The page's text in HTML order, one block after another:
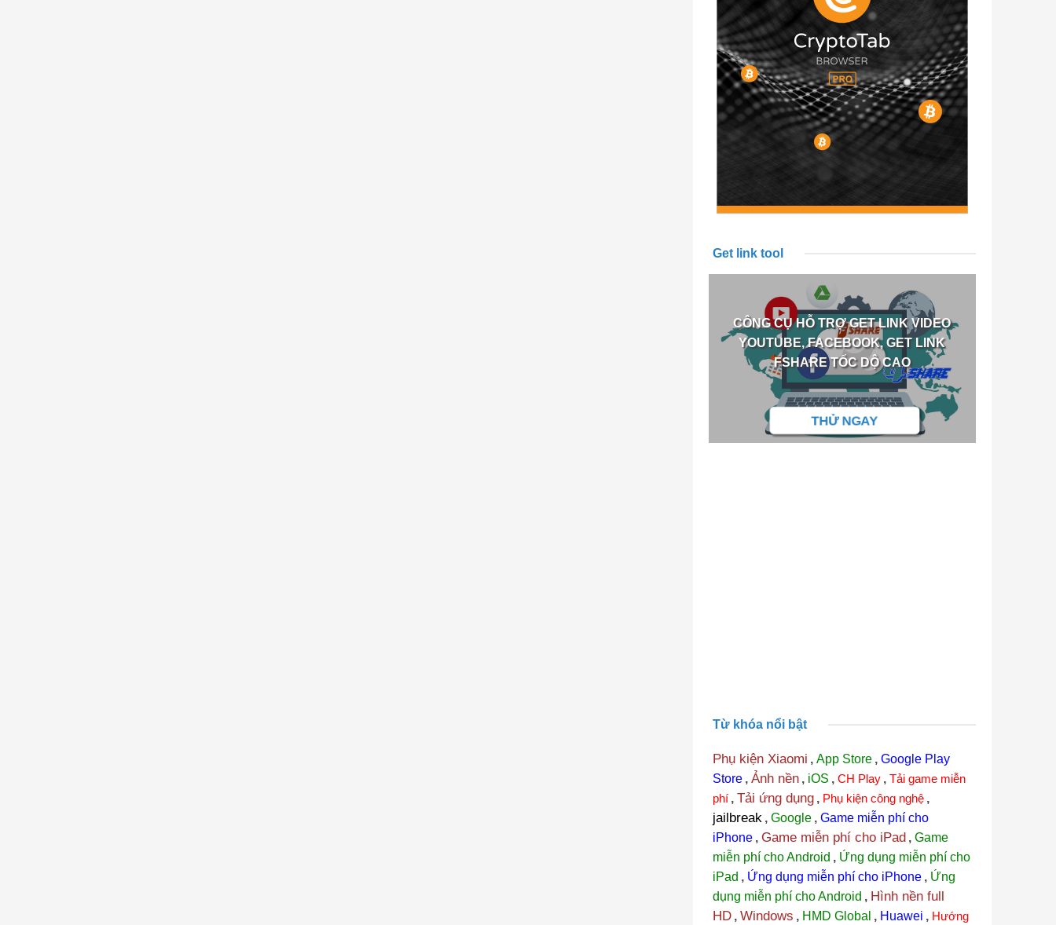
Get link tool
CÔNG CỤ HỖ TRỢ GET LINK VIDEO
YOUTUBE, FACEBOOK, GET LINK
FSHARE TỐC DỘ CAO
THỬ NGAY
Từ khóa nổi bật
Phụ kiện Xiaomi , App Store , Google Play
Store , Ảnh nền , iOS , CH Play , Tải game miễn
phí , Tải ứng dụng , Phụ kiện công nghệ ,
jailbreak , Google , Game miễn phí cho
iPhone , Game miễn phí cho iPad , Game
miễn phí cho Android , Ứng dụng miễn phí cho
iPad , Ứng dụng miễn phí cho iPhone , Ứng
dụng miễn phí cho Android , Hình nền full
HD , Windows , HMD Global , Huawei , Hướng